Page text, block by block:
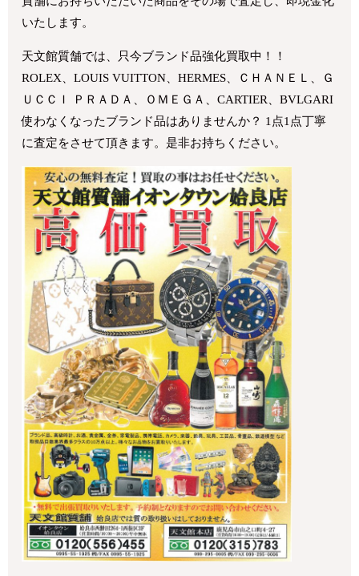
いたします。
天文館質舗では、只今ブランド品強化買取中！！
ROLEX、LOUIS VUITTON、HERMES、ＣＨＡＮＥＬ、Ｇ
ＵＣＣＩ ＰＲＡＤＡ、ＯＭＥＧＡ、CARTIER、BVLGARI
使わなくなったブランド品はありませんか？ 1点1点丁寧
に査定をさせて頂きます。是非お持ちください。